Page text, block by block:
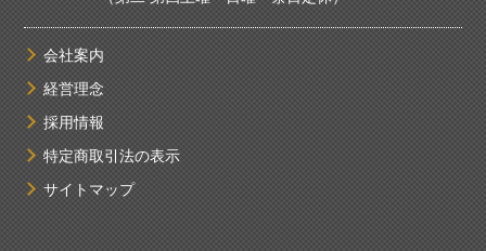
会社案内
経営理念
採用情報
特定商取引法の表示
サイトマップ